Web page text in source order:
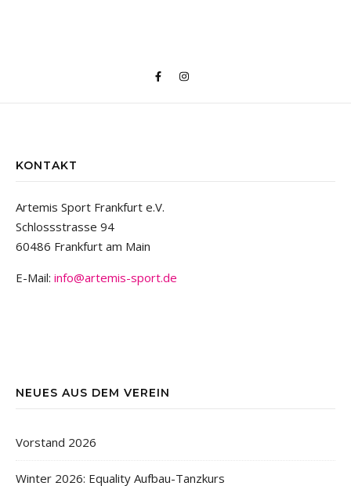
KONTAKT
Artemis Sport Frankfurt e.V.
Schlossstrasse 94
60486 Frankfurt am Main
E-Mail: info@artemis-sport.de
NEUES AUS DEM VEREIN
Vorstand 2026
Winter 2026: Equality Aufbau-Tanzkurs